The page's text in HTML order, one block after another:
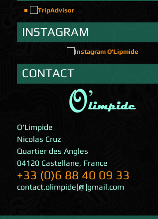
INSTAGRAM
CONTACT
O'Limpide
Nicolas Cruz
Quartier des Angles
04120 Castellane, France
+33 (0)6 88 40 09 33
contact.olimpide[@]gmail.com